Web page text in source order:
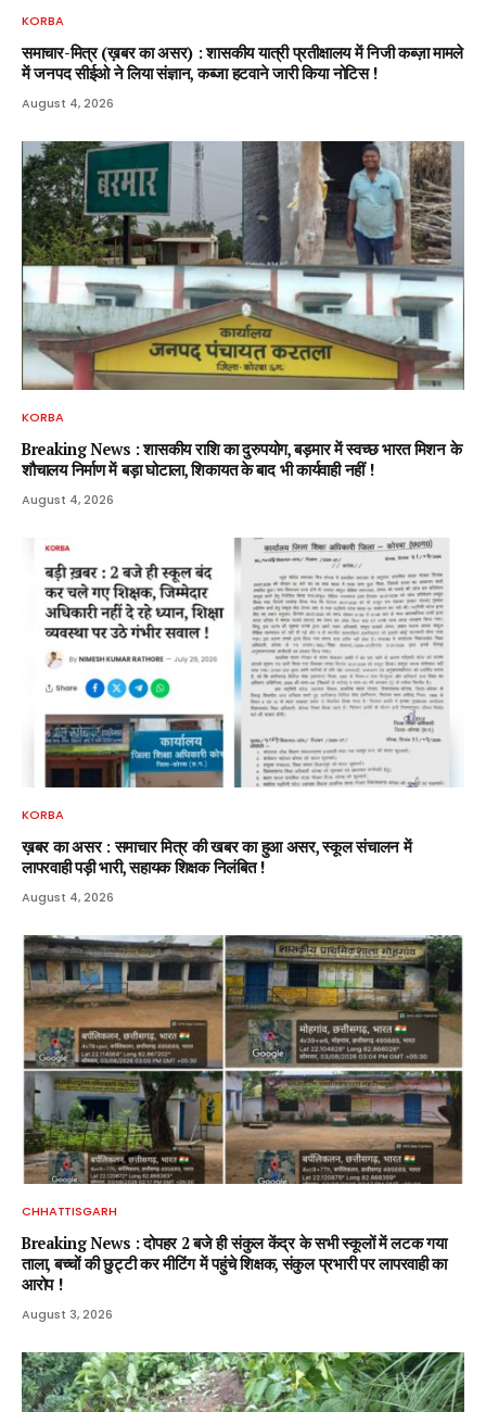
KORBA
समाचार-मित्र (ख़बर का असर) : शासकीय यात्री प्रतीक्षालय में निजी कब्ज़ा मामले
में जनपद सीईओ ने लिया संज्ञान, कब्जा हटवाने जारी किया नोटिस !
August 4, 2026
KORBA
Breaking News : शासकीय राशि का दुरुपयोग, बड़मार में स्वच्छ भारत मिशन के
शौचालय निर्माण में बड़ा घोटाला, शिकायत के बाद भी कार्यवाही नहीं !
August 4, 2026
KORBA
ख़बर का असर : समाचार मित्र की खबर का हुआ असर, स्कूल संचालन में
लापरवाही पड़ी भारी, सहायक शिक्षक निलंबित !
August 4, 2026
CHHATTISGARH
Breaking News : दोपहर 2 बजे ही संकुल केंद्र के सभी स्कूलों में लटक गया
ताला, बच्चों की छुट्टी कर मीटिंग में पहुंचे शिक्षक, संकुल प्रभारी पर लापरवाही का
आरोप !
August 3, 2026